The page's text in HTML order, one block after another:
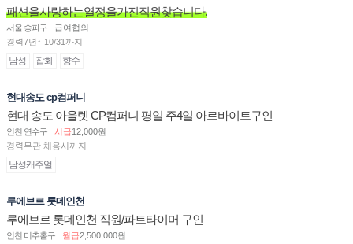
패션을사랑하는열정을가진직원찾습니다.
서울 송파구
급여협의
경력7년↑ 10/31까지
남성 잡화 향수
현대송도 cp컴퍼니
현대 송도 아울렛 CP컴퍼니 평일 주4일 아르바이트구인
인천 연수구 시급12,000원
경력무관 채용시까지
남성캐주얼
루에브르 롯데인천
루에브르 롯데인천 직원/파트타이머 구인
인천 미추홀구 월급2,500,000원